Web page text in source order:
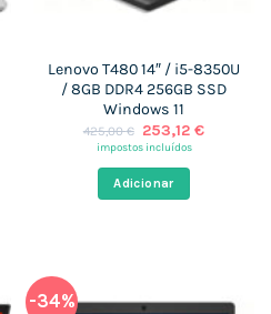
Lenovo T480 14″ / i5-8350U
/ 8GB DDR4 256GB SSD
Windows 11
425,00€ O
preço
era:
425,00 €.
253,12€O
impostos incluídos
Adicionar
-34%